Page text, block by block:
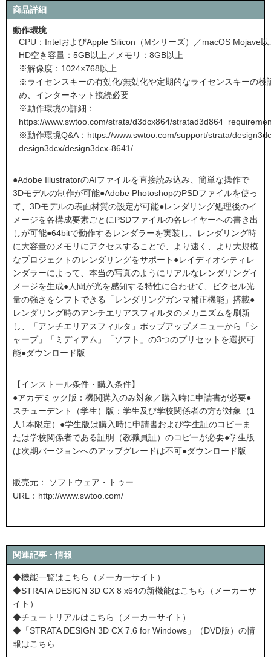
商品詳細
動作環境
CPU：IntelおよびApple Silicon（Mシリーズ）／macOS Mojave以
HD空き容量：5GB以上／メモリ：8GB以上
※解像度：1024×768以上
※ライセンスキーの有効化/無効化や定期的なライセンスキーの検
め、インターネット接続必要
※動作環境の詳細：
https://www.swtoo.com/strata/d3dcx864/
※動作環境Q&A： https://www.swtoo.com/support/strata/
design3dcx/design3dcx-8641/
●Adobe IllustratorのAIファイルを直接読み込み、簡単な操作で
3Dモデルの制作が可能●Adobe PhotoshopのPSDファイルを使っ
て、3Dモデルの表面材質の設定が可能●レンダリング処理後のイ
メージを各構成要素ごとにPSDファイルの各レイヤーへの書き出
しが可能●64bitで動作するレンダラーを実装し、レンダリング時
に大容量のメモリにアクセスすることで、より速く、より大規模
なプロジェクトのレンダリングをサポート●レイディオシティレ
ンダラーによって、本当の写真のようにリアルなレンダリングイ
メージを生成●人間が光を感知する特性に合わせて、ピクセル光
量の強さをシフトできる「レンダリングガンマ補正機能」搭載●
レンダリング時のアンチエリアスフィルタのメカニズムを刷新
し、「アンチエリアスフィルタ」ポップアップメニューから「シ
ャープ」「ミディアム」「ソフト」の3つのプリセットを選択可
能●ダウンロード版
【インストール条件・購入条件】
●アカデミック版：機関購入のみ対象／購入時に申請書が必要●
スチューデント（学生）版：学生及び学校関係者の方が対象（1
人1本限定）●学生版は購入時に申請書および学生証のコピーま
たは学校関係者である証明（教職員証）のコピーが必要●学生版
は次期バージョンへのアップグレードは不可●ダウンロード版
販売元： ソフトウェア・トゥー
URL： http://www.swtoo.com/
関連記事・情報
◆機能一覧はこちら（メーカーサイト）
◆STRATA DESIGN 3D CX 8 x64の新機能はこちら（メーカーサ
イト）
◆チュートリアルはこちら（メーカーサイト）
◆「STRATA DESIGN 3D CX 7.6 for Windows」（DVD版）の情
報はこちら